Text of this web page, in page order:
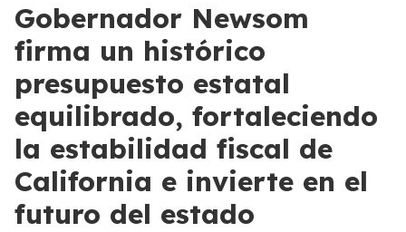
Gobernador Newsom
firma un histórico
presupuesto estatal
equilibrado, fortaleciendo
la estabilidad fiscal de
California e invierte en el
futuro del estado